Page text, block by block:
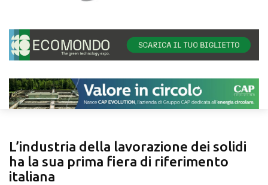
L’industria della lavorazione dei solidi
ha la sua prima fiera di riferimento
italiana